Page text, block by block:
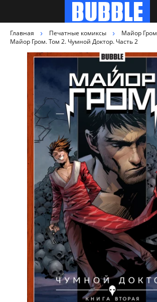
Главная Печатные комиксы
Майор Гром
Майор Гром. Том 2. Чумной Доктор. Часть 2